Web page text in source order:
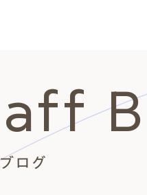
M's house
エムズの家
Lineup
ラインナップ
Love
エムズを愛する人たち
Works
施工事例
Event・Blog
イベント・ブログ
About
エムズのこと
ログ